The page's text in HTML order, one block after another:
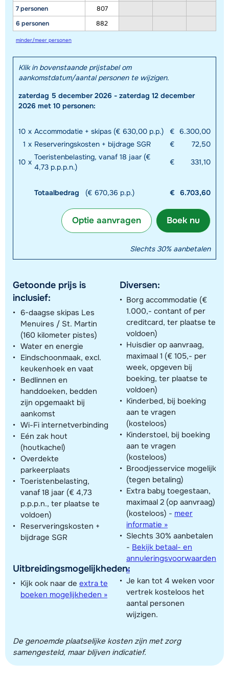
7 personen
6 personen
807
882
minder/meer personen
Klik in bovenstaande prijstabel om
aankomstdatum/aantal personen te wijzigen.
zaterdag 5 december 2026 - zaterdag 12 december
2026 met 10 personen:
10 x Accommodatie + skipas (€ 630,00 p.p.) € 6.300,00
1 x Reserveringskosten + bijdrage SGR €
72,50
10 x
Toeristenbelasting, vanaf 18 jaar (€
4,73 p.p.p.n.)
€ 331,10
Totaalbedrag (€ 670,36 p.p.) € 6.703,60
Boek nu
Optie aanvragen
Slechts 30% aanbetalen
Getoonde prijs is
inclusief:
6-daagse skipas Les
Menuires / St. Martin
(160 kilometer pistes)
Water en energie
Eindschoonmaak, excl.
keukenhoek en vaat
Bedlinnen en
handdoeken, bedden
zijn opgemaakt bij
aankomst
Wi-Fi internetverbinding
Eén zak hout
(houtkachel)
Overdekte
parkeerplaats
Toeristenbelasting,
vanaf 18 jaar (€ 4,73
p.p.p.n., ter plaatse te
voldoen)
Reserveringskosten +
bijdrage SGR
Uitbreidingsmogelijkheden:
Kijk ook naar de extra te
boeken mogelijkheden »
Diversen:
Borg accommodatie (€
1.000,- contant of per
creditcard, ter plaatse te
voldoen)
Huisdier op aanvraag,
maximaal 1 (€ 105,- per
week, opgeven bij
boeking, ter plaatse te
voldoen)
Kinderbed, bij boeking
aan te vragen
(kosteloos)
Kinderstoel, bij boeking
aan te vragen
(kosteloos)
Broodjesservice mogelijk
(tegen betaling)
Extra baby toegestaan,
maximaal 2 (op aanvraag)
(kosteloos) - meer
informatie »
Slechts 30% aanbetalen
- Bekijk betaal- en
annuleringsvoorwaarden
»
Je kan tot 4 weken voor
vertrek kosteloos het
aantal personen
wijzigen.
De genoemde plaatselijke kosten zijn met zorg
samengesteld, maar blijven indicatief.